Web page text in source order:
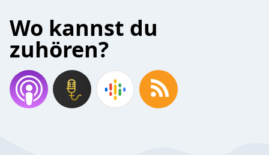
Wo kannst du
zuhören?